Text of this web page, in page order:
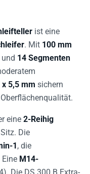
ist eine
. Mit 100 mm
und 14 Segmenten
x 5,5 mm sichern
eine 2-Reihig
Die
1 , die
Eine M14-